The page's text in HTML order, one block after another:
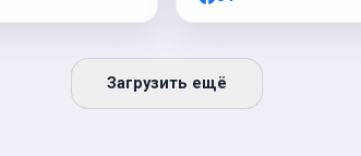
Загрузить ещё